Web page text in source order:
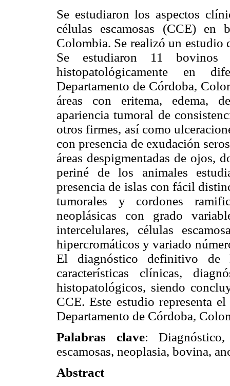
Se estudiaron los aspectos
células escamosas (CCE) en
Colombia. Se realizó un
Se estudiaron 11 bovinos
histopatológicamente en
Departamento de Córdoba,
áreas con eritema, edema,
apariencia tumoral de
otros firmes, así como
con presencia de exudación
áreas despigmentadas de ojos,
periné de los animales
presencia de islas con fácil
tumorales y cordones
neoplásicas con grado
intercelulares, células
hipercromáticos y variado
El diagnóstico definitivo de
características clínicas,
histopatológicos, siendo
CCE. Este estudio representa
Departamento de Córdoba,
Palabras clave:
escamosas, neoplasia, bovina,
Abstract